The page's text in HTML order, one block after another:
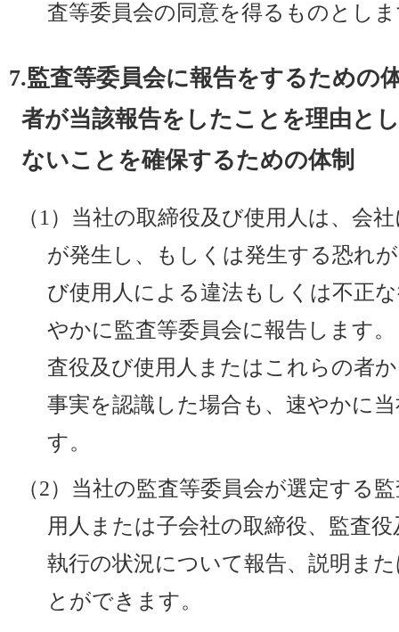
査等委員会の同意を得るものとし
7.監査等委員会に報告をするための
者が当該報告をしたことを理由と
ないことを確保するための体制
（1）当社の取締役及び使用人は、会
が発生し、もしくは発生する恐れ
び使用人による違法もしくは不正
やかに監査等委員会に報告します
査役及び使用人またはこれらの者
事実を認識した場合も、速やかに
す。
（2）当社の監査等委員会が選定する
用人または子会社の取締役、監査
執行の状況について報告、説明ま
とができます。